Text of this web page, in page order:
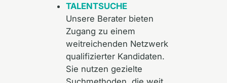
TALENTSUCHE
Unsere Berater bieten
Zugang zu einem
weitreichenden Netzwerk
qualifizierter Kandidaten.
Sie nutzen gezielte